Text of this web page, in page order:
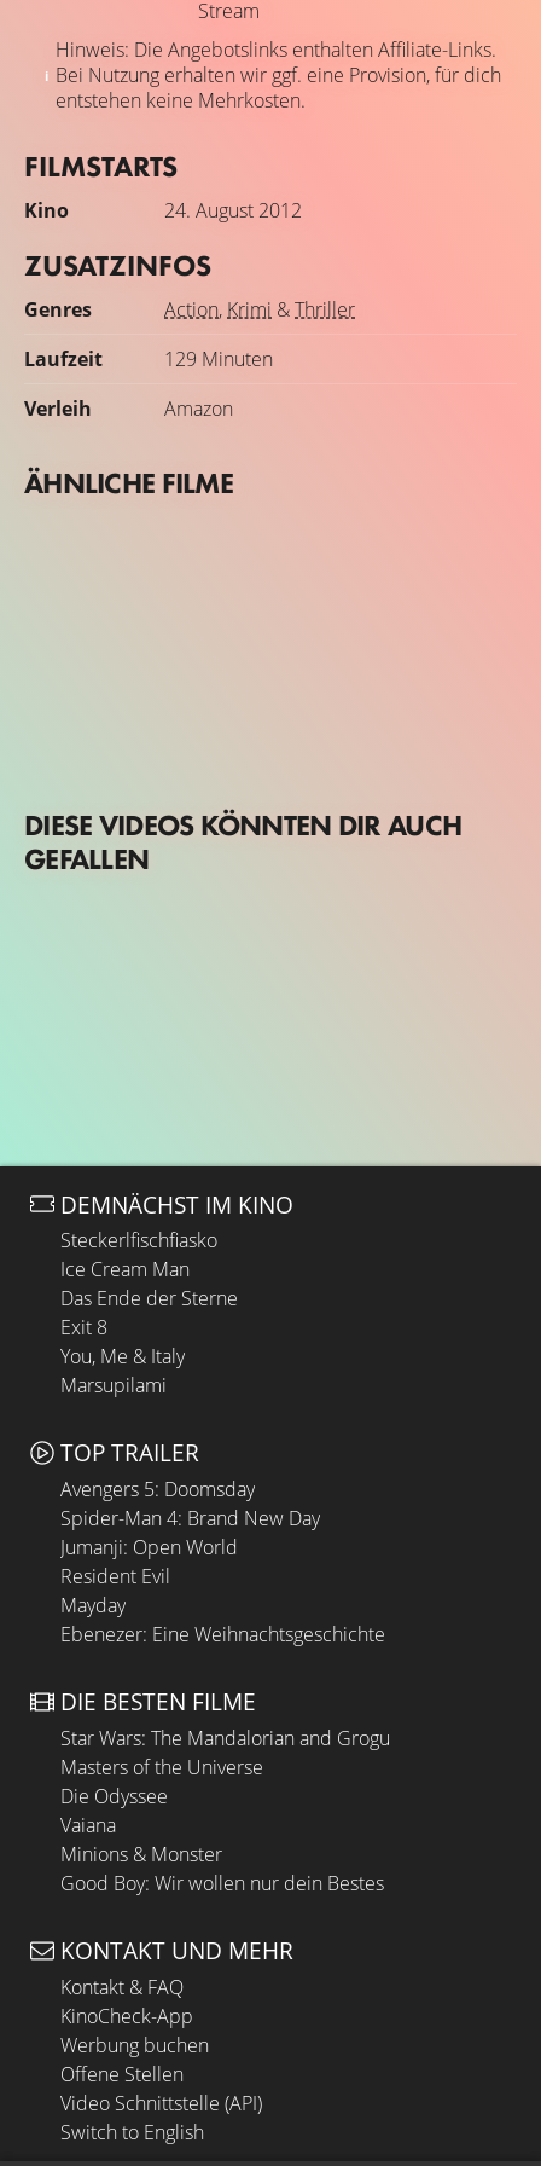
Stream
Hinweis: Die Angebotslinks enthalten Affiliate-Links.
Bei Nutzung erhalten wir ggf. eine Provision, für dich
entstehen keine Mehrkosten.
FILMSTARTS
Kino 24. August 2012
ZUSATZINFOS
Genres Action, Krimi &Thriller
Laufzeit
129 Minuten
Verleih
Amazon
ÄHNLICHE FILME
DIESE VIDEOS KÖNNTEN DIR AUCH
GEFALLEN
DEMNÄCHST IM KINO
Steckerlfischfiasko
Ice Cream Man
Das Ende der Sterne
Exit 8
You, Me & Italy
Marsupilami
TOP TRAILER
Avengers 5: Doomsday
Spider-Man 4: Brand New Day
Jumanji: Open World
Resident Evil
Mayday
Ebenezer: Eine Weihnachtsgeschichte
DIE BESTEN FILME
Star Wars: The Mandalorian and Grogu
Masters of the Universe
Die Odyssee
Vaiana
Minions & Monster
Good Boy: Wir wollen nur dein Bestes
KONTAKT UND MEHR
Kontakt & FAQ
KinoCheck-App
Werbung buchen
Offene Stellen
Video Schnittstelle (API)
Switch to English